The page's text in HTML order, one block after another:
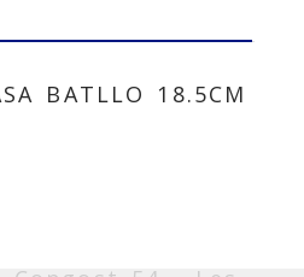
BATLLO 18.5CM